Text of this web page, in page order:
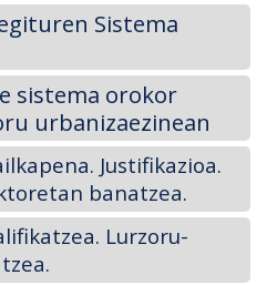
Sistema
sistema orokor
urbanizaezinean
Justifikazioa.
banatzea.
Lurzoru-